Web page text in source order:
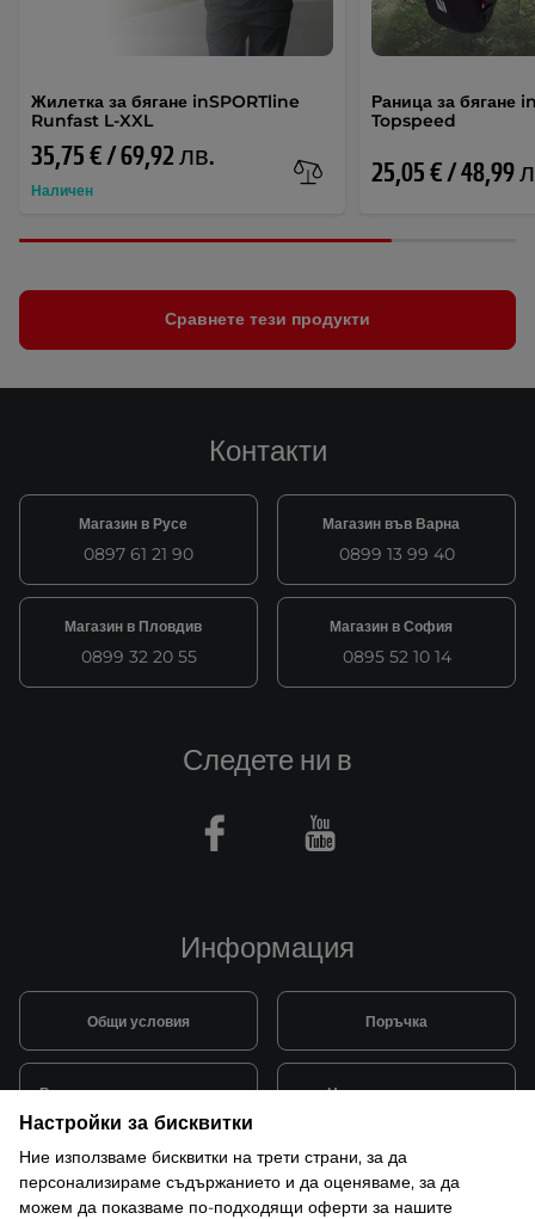
Жилетка за бягане inSPORTline
Runfast L-XXL
35,75 € / 69,92 лв.
Наличен
Раница за бягане
Topspeed
25,05 € / 48,99
Сравнете тези продукти
Контакти
Магазин в Русе
0897 61 21 90
Магазин във Варна
0899 13 99 40
Магазин в Пловдив
0899 32 20 55
Магазин в София
0895 52 10 14
Информация
Общи условия Поръчка
Видове и цена за транспорт Начини на плащане
Система за лоялни клиенти Монтаж и поддръжка
Следете ни в
Facebook Youtube
Настройки за бисквитки
Ние използваме бисквитки на трети страни, за да
персонализираме съдържанието и да оценяваме, за да
можем да показваме по-подходящи оферти за нашите